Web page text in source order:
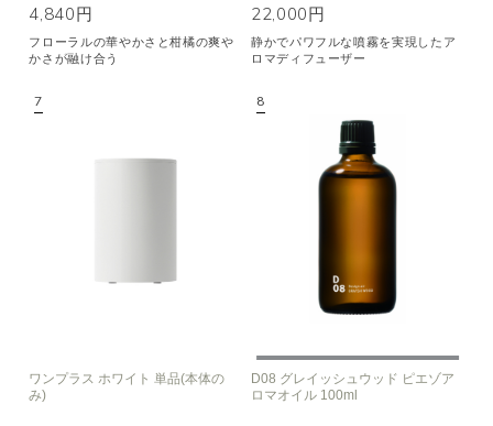
4,840円
フローラルの華やかさと柑橘の爽や
かさが融け合う
22,000円
静かでパワフルな噴霧を実現したア
ロマディフューザー
ワンプラス ホワイト 単品(本体の
み)
D08 グレイッシュウッド ピエゾア
ロマオイル 100ml